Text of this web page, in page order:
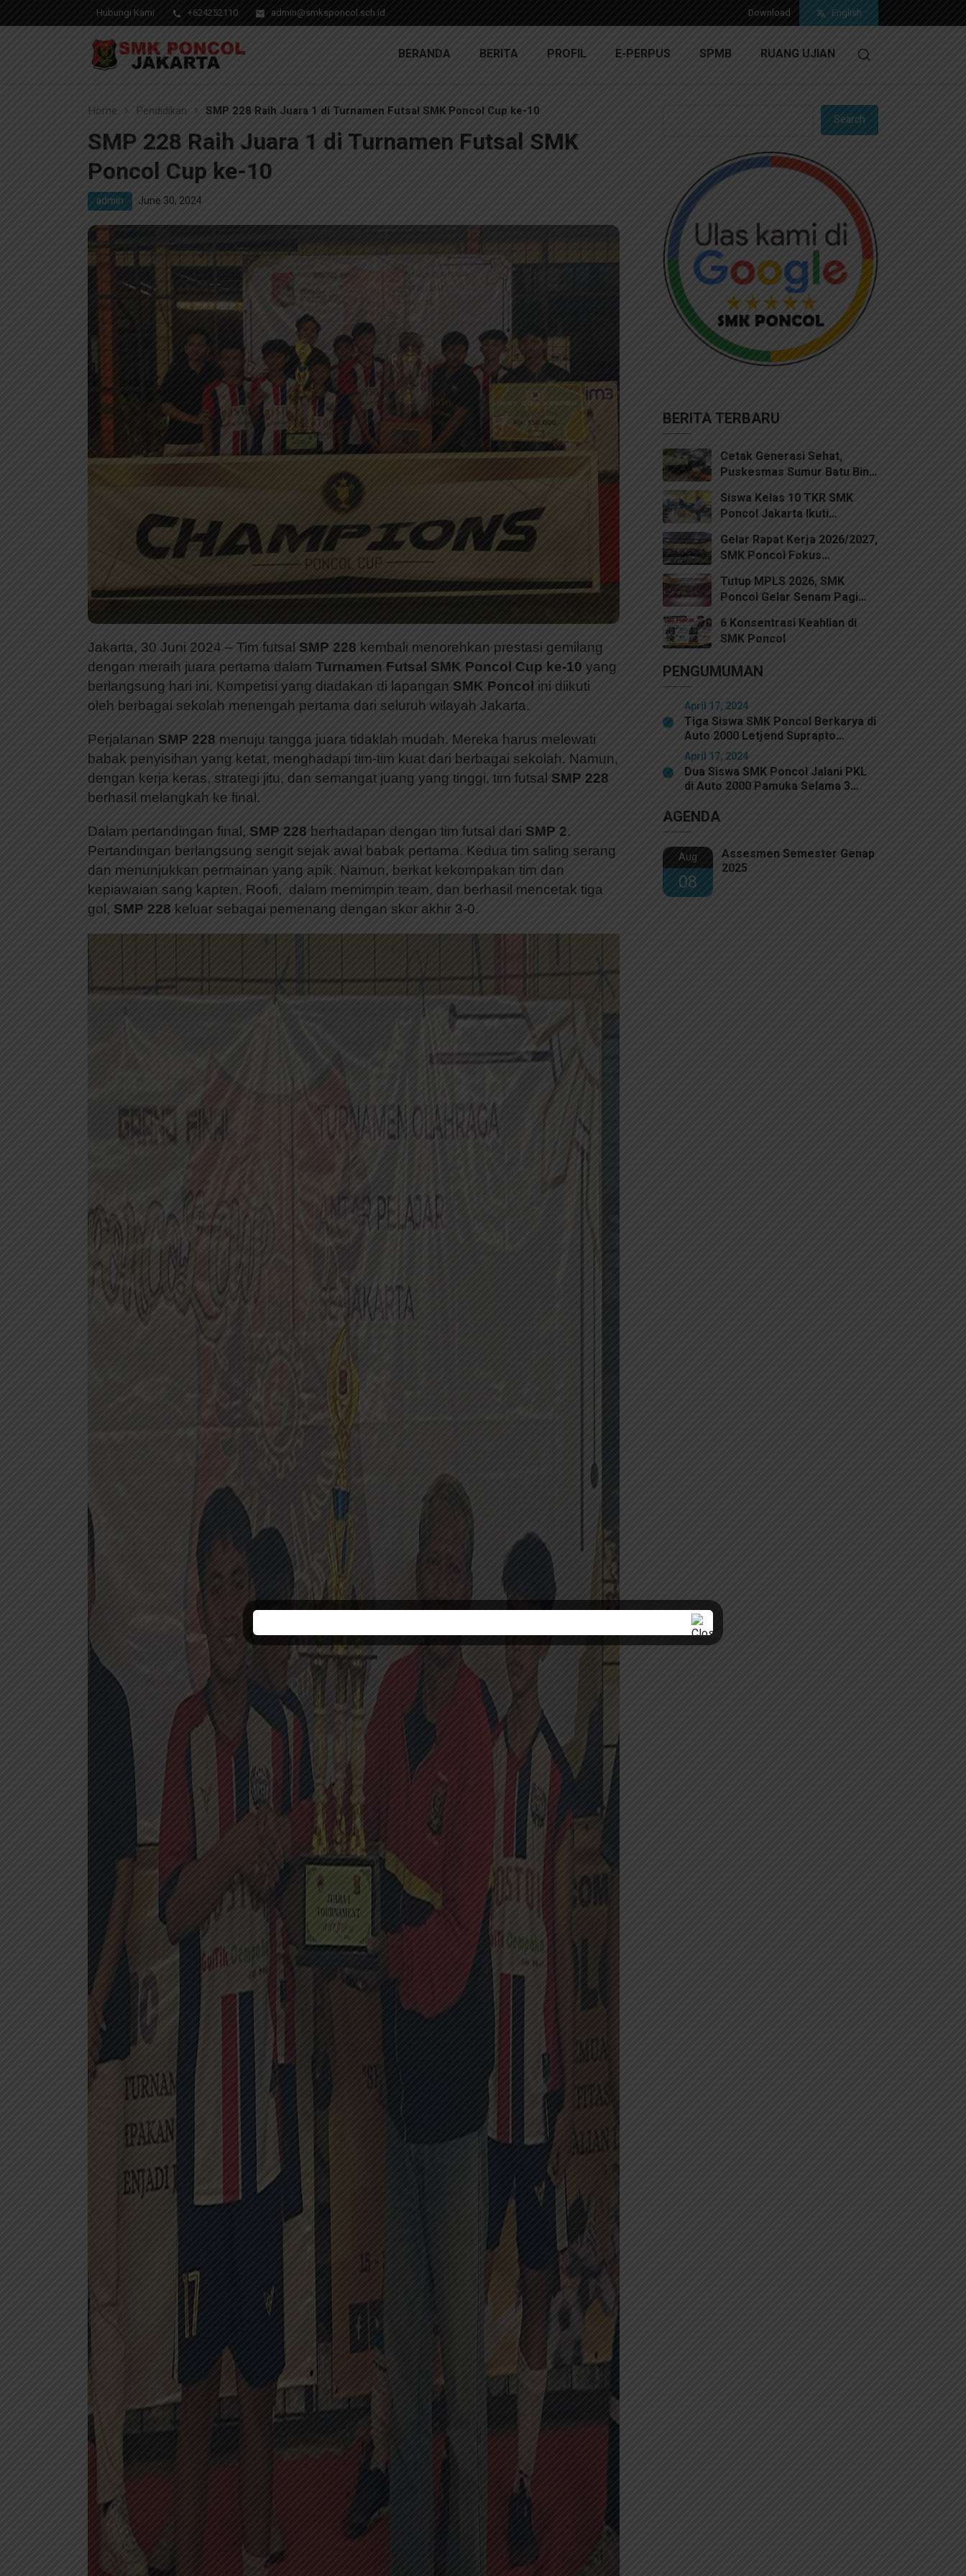
Hubungi Kami +624252110 admin@smksponcol.sch.id Download English
SMK Poncol Jakarta
Pendidikan Berkwalitas, Masa Depan Unggul
BERANDA BERITA PROFIL E-PERPUS SPMB RUANG UJIAN
Home Pendidikan SMP 228 Raih Juara 1 di Turnamen Futsal SMK Poncol Cup ke-10
SMP 228 Raih Juara 1 di Turnamen Futsal SMK
Poncol Cup ke-10
admin June 30, 2024
Jakarta, 30 Juni 2024 – Tim futsal SMP 228 kembali menorehkan prestasi gemilang
dengan meraih juara pertama dalam Turnamen Futsal SMK Poncol Cup ke-10 yang
berlangsung hari ini. Kompetisi yang diadakan di lapangan SMK Poncol ini diikuti
oleh berbagai sekolah menengah pertama dari seluruh wilayah Jakarta.
Perjalanan SMP 228 menuju tangga juara tidaklah mudah. Mereka harus melewati
babak penyisihan yang ketat, menghadapi tim-tim kuat dari berbagai sekolah. Namun,
dengan kerja keras, strategi jitu, dan semangat juang yang tinggi, tim futsal SMP 228
berhasil melangkah ke final.
Dalam pertandingan final, SMP 228 berhadapan dengan tim futsal dari SMP 2.
Pertandingan berlangsung sengit sejak awal babak pertama. Kedua tim saling serang
dan menunjukkan permainan yang apik. Namun, berkat kekompakan tim dan
kepiawaian sang kapten, Roofi, dalam memimpin team, dan berhasil mencetak tiga
gol, SMP 228 keluar sebagai pemenang dengan skor akhir 3-0.
Search
BERITA TERBARU
Cetak Generasi Sehat,
Puskesmas Sumur Batu Bina
Jadi Kader Kesehatan
Siswa Kelas 10 TKR SMK
Poncol Jakarta Ikuti
AutoGard Premium Spray
Paint
Gelar Rapat Kerja 2026/2027,
SMK Poncol Fokus
Kemajuan Sekolah
Tutup MPLS 2026, SMK
Poncol Gelar Senam Pagi
Kedisiplinan Bersama Kodim
0501 Jakarta Pusat
6 Konsentrasi Keahlian di
SMK Poncol
PENGUMUMAN
April 17, 2024
Tiga Siswa SMK Poncol Berkarya di
Auto 2000 Letjend Suprapto
Selama Program PKL
April 17, 2024
Dua Siswa SMK Poncol Jalani PKL
di Auto 2000 Pamuka Selama 3
AGENDA
Aug
08
Assesmen Semester Genap
2025